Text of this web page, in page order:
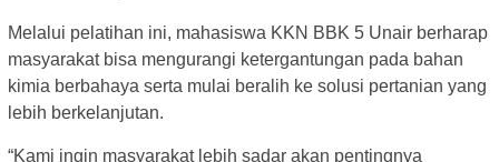
Melalui pelatihan ini, mahasiswa KKN BBK 5 Unair berharap
masyarakat bisa mengurangi ketergantungan pada bahan
kimia berbahaya serta mulai beralih ke solusi pertanian yang
lebih berkelanjutan.
“Kami ingin masyarakat lebih sadar akan pentingnya